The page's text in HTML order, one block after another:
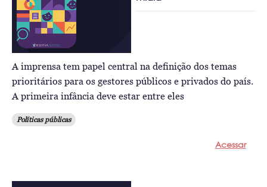
A imprensa tem papel central na definição dos temas
prioritários para os gestores públicos e privados do país.
A primeira infância deve estar entre eles
Políticas públicas
Acessar